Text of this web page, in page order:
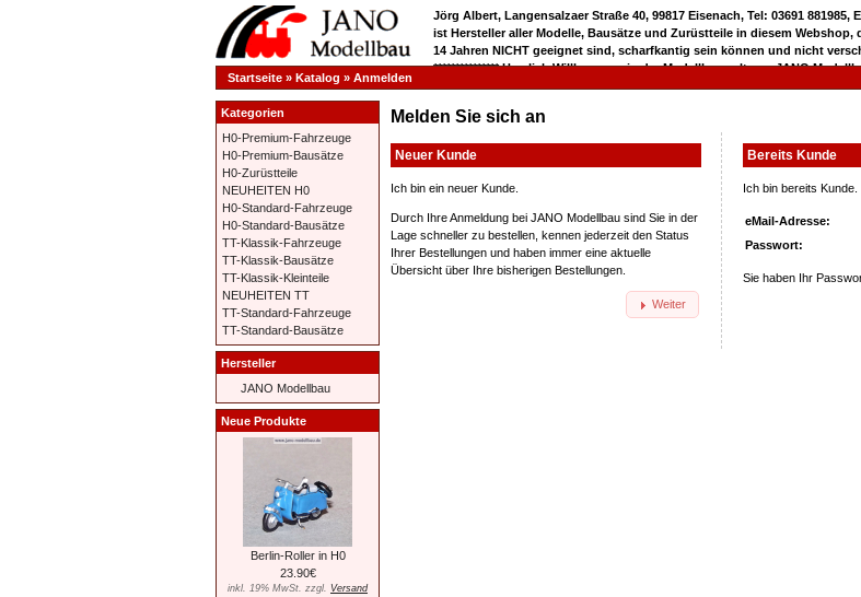
Jörg Albert, Langensalzaer Straße 40, 99817 Eisenach, Tel: 03691
ist Hersteller aller Modelle, Bausätze und Zurüstteile in diesem Webshop,
14 Jahren NICHT geeignet sind, scharfkantig sein können und nicht
*************** Herzlich Willkommen in der Modellbauwelt von JANO
Startseite » Katalog » Anmelden
Melden Sie sich an
Neuer Kunde
Ich bin ein neuer Kunde.
Durch Ihre Anmeldung bei JANO Modellbau sind Sie in der
Lage schneller zu bestellen, kennen jederzeit den Status
Ihrer Bestellungen und haben immer eine aktuelle
Übersicht über Ihre bisherigen Bestellungen.
Weiter
Bereits Kunde
Ich bin bereits Kunde.
eMail-Adresse:
Passwort:
Sie haben Ihr
Kategorien
H0-Premium-Fahrzeuge
H0-Premium-Bausätze
H0-Zurüstteile
NEUHEITEN H0
H0-Standard-Fahrzeuge
H0-Standard-Bausätze
TT-Klassik-Fahrzeuge
TT-Klassik-Bausätze
TT-Klassik-Kleinteile
NEUHEITEN TT
TT-Standard-Fahrzeuge
TT-Standard-Bausätze
Hersteller
JANO Modellbau
Neue Produkte
Berlin-Roller in H0
23.90€
inkl. 19% MwSt. zzgl. Versand